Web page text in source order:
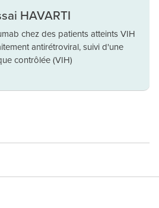
HAVARTI
chez des patients atteints VIH
antirétroviral, suivi d'une
contrôlée (VIH)